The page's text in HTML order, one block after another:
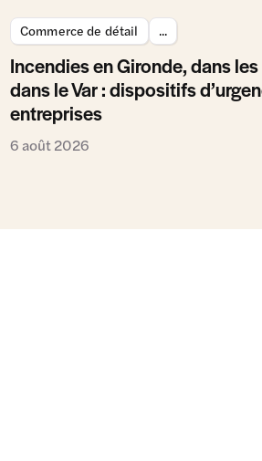
Commerce de détail ...
Incendies en Gironde, dans
dans le Var : dispositifs
entreprises
6 août 2026